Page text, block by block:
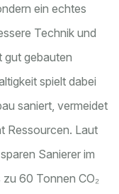
ein echtes
Technik und
gut gebauten
spielt dabei
saniert, vermeidet
Ressourcen. Laut
Sanierer im
60 Tonnen CO₂